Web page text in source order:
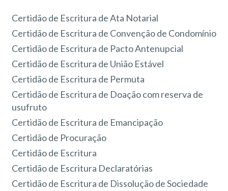
Certidão de Escritura de Ata Notarial
Certidão de Escritura de Convenção de Condomínio
Certidão de Escritura de Pacto Antenupcial
Certidão de Escritura de União Estável
Certidão de Escritura de Permuta
Certidão de Escritura de Doação com reserva de
usufruto
Certidão de Escritura de Emancipação
Certidão de Procuração
Certidão de Escritura
Certidão de Escritura Declaratórias
Certidão de Escritura de Dissolução de Sociedade